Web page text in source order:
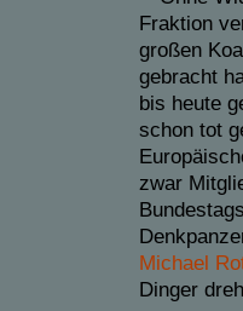
Fraktion
großen
gebracht
bis heute
schon tot
zwar
Michael
Dinger